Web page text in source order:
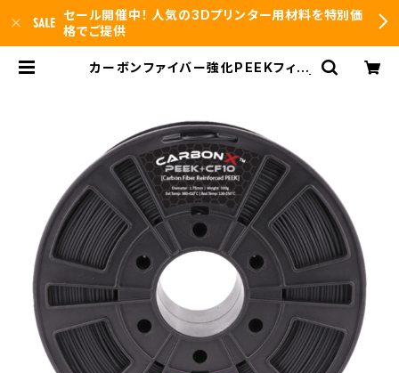
セール開催中！ 人気の3Dプリンター用材料を特別価
格でご提供
カーボンファイバー強化PEEKフィラ